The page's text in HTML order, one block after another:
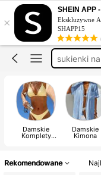
×
SHEIN APP
Ekskluzywne
SHAPP15
sukienka
strój
sukienki na
stroje
sukienka
Damskie
Komplety
Damskie
Kimona
Rekomendowane